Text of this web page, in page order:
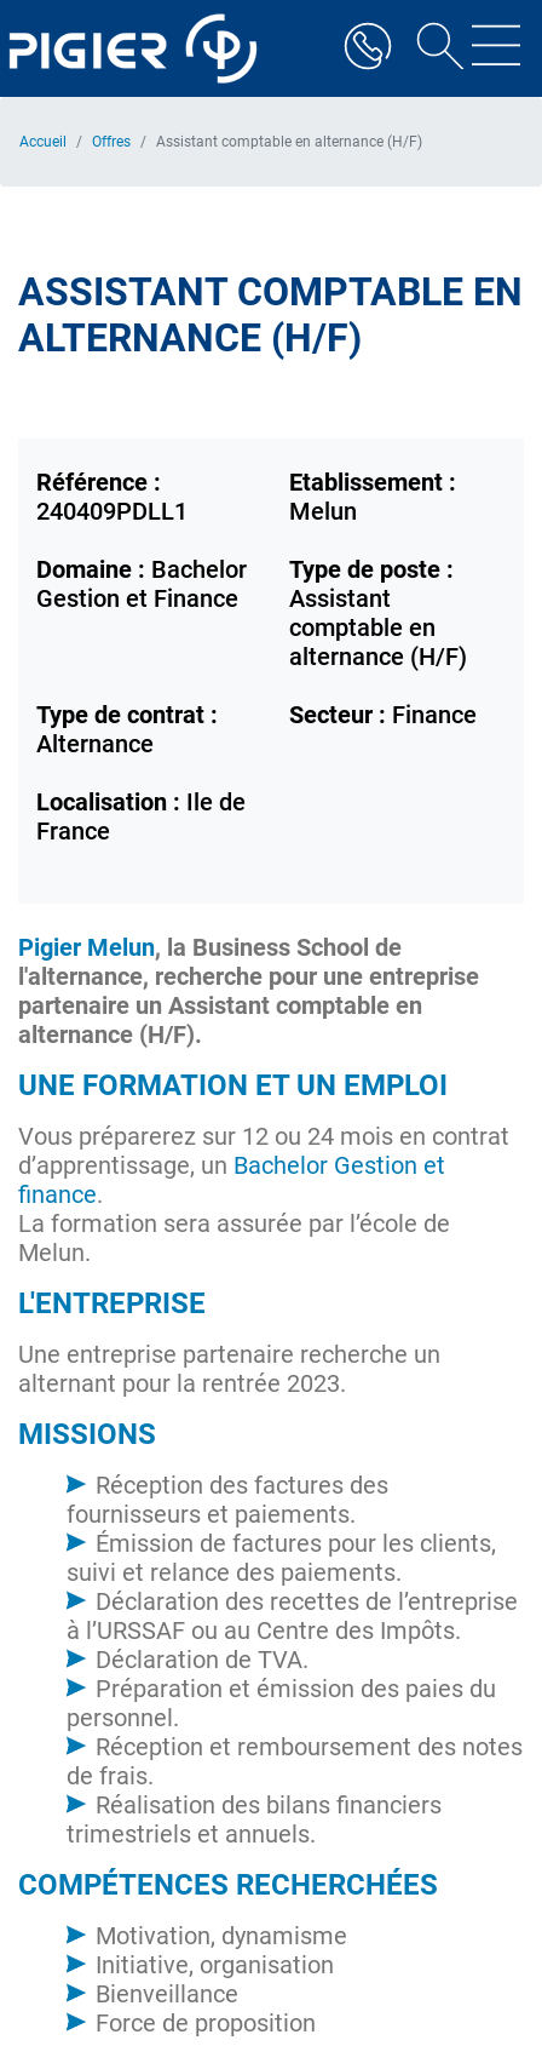
au
contenu
Accueil Offres Assistant comptable en alternance (H/F)
ASSISTANT COMPTABLE EN
ALTERNANCE (H/F)
Référence :
240409PDLL1
Etablissement :
Melun
Domaine : Bachelor
Gestion et Finance
Type de poste :
Assistant
comptable en
alternance (H/F)
Type de contrat :
Alternance
Secteur : Finance
Localisation : Ile de
France
Pigier Melun, la Business School de
l'alternance, recherche pour une entreprise
partenaire un Assistant comptable en
alternance (H/F).
UNE FORMATION ET UN EMPLOI
Vous préparerez sur 12 ou 24 mois en contrat
d’apprentissage, un Bachelor Gestion et
finance.
La formation sera assurée par l’école de
Melun.
L'ENTREPRISE
Une entreprise partenaire recherche un
alternant pour la rentrée 2023.
MISSIONS
Réception des factures des
fournisseurs et paiements.
Émission de factures pour les clients,
suivi et relance des paiements.
Déclaration des recettes de l’entreprise
à l’URSSAF ou au Centre des Impôts.
Déclaration de TVA.
Préparation et émission des paies du
personnel.
Réception et remboursement des notes
de frais.
Réalisation des bilans financiers
trimestriels et annuels.
COMPÉTENCES RECHERCHÉES
Motivation, dynamisme
Initiative, organisation
Bienveillance
Force de proposition